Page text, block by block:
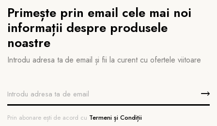
Primește prin email cele mai noi
informații despre produsele
noastre
Introdu adresa ta de email și fii la curent cu ofertele viitoare
Prin abonare ești de acord cu Termeni și Condiții